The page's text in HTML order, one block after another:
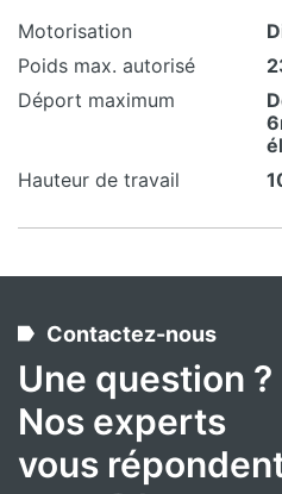
Motorisation
Poids max. autorisé
Déport maximum
Hauteur de travail
Contactez-nous
Une question ?
Nos experts
vous